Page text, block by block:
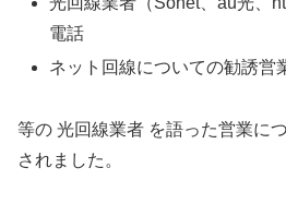
電話
ネット回線についての勧誘営
等の 光回線業者 を語った営業に
されました。